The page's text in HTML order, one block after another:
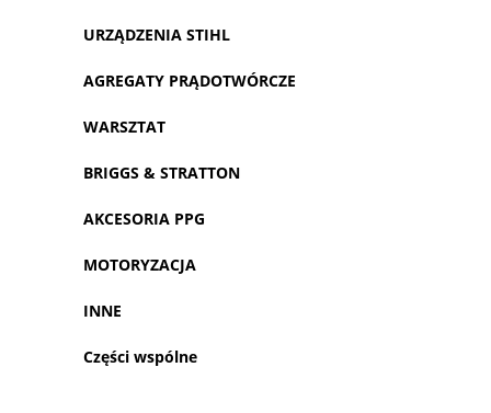
URZĄDZENIA STIHL
AGREGATY PRĄDOTWÓRCZE
WARSZTAT
BRIGGS & STRATTON
AKCESORIA PPG
MOTORYZACJA
INNE
Części wspólne